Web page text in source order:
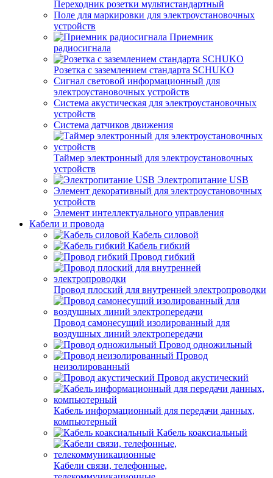
Переходник розетки мультистандартный
Поле для маркировки для электроустановочных
устройств
Приемник
радиосигнала
Розетка с заземлением стандарта SCHUKO
Сигнал световой информационный для
электроустановочных устройств
Система акустическая для электроустановочных
устройств
Система датчиков движения
Таймер электронный для электроустановочных
устройств
Электропитание USB
Элемент декоративный для электроустановочных
устройств
Элемент интеллектуального управления
Кабели и провода
Кабель силовой
Кабель гибкий
Провод гибкий
Провод плоский для внутренней электропроводки
Провод самонесущий изолированный для
воздушных линий электропередачи
Провод одножильный
Провод
неизолированный
Провод акустический
Кабель информационный для передачи данных,
компьютерный
Кабель коаксиальный
Кабели связи, телефонные,